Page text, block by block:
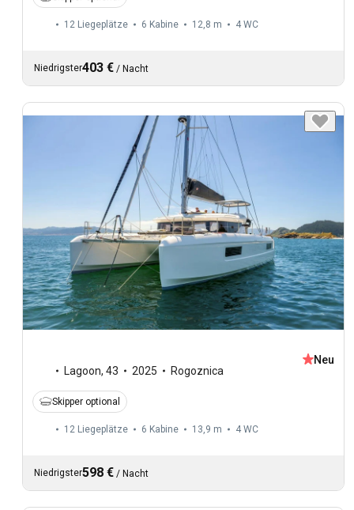
12 Liegeplätze 6 Kabine 12,8 m 4 WC
Niedrigster403 € / Nacht
Lagoon, 43 2025 Rogoznica
Neu
Skipper optional
12 Liegeplätze 6 Kabine 13,9 m 4 WC
Niedrigster598 € / Nacht